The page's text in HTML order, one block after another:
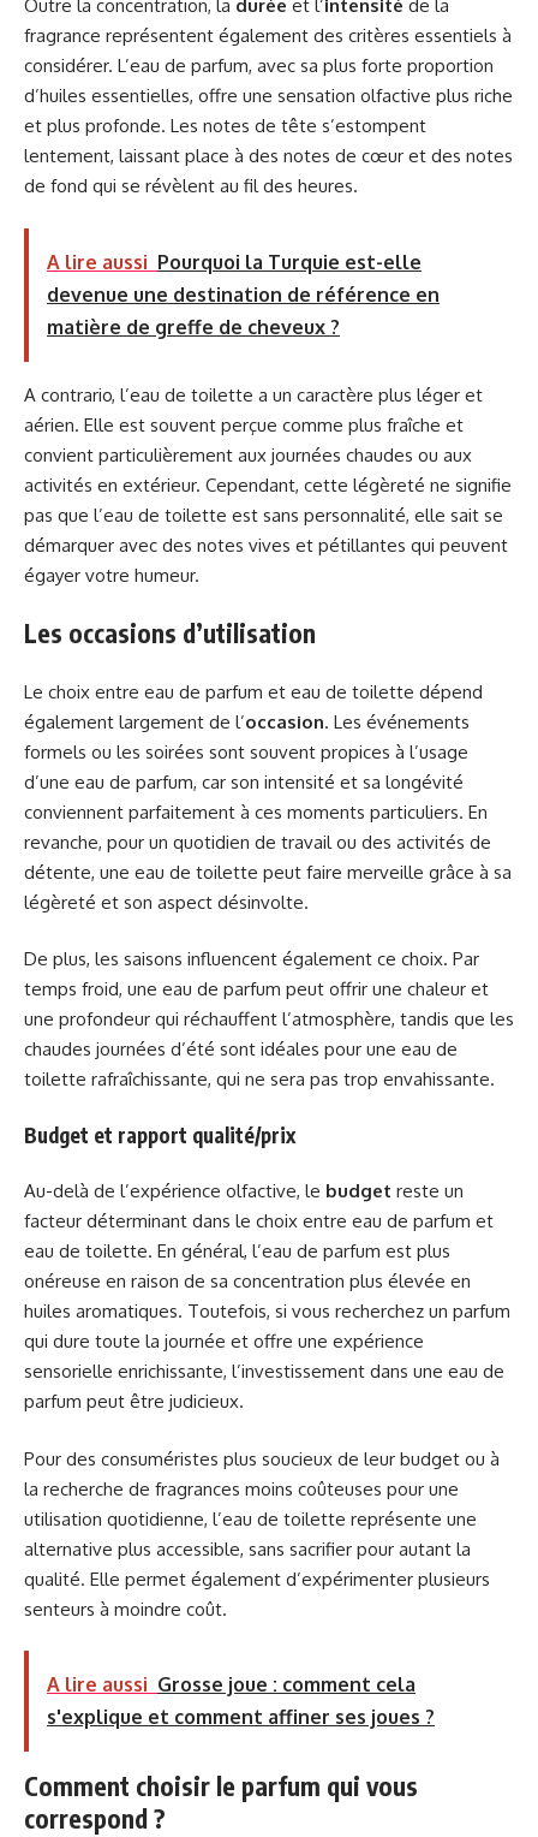
Outre la concentration, la durée et l’intensité de la
fragrance représentent également des critères essentiels à
considérer. L’eau de parfum, avec sa plus forte proportion
d’huiles essentielles, offre une sensation olfactive plus riche
et plus profonde. Les notes de tête s’estompent
lentement, laissant place à des notes de cœur et des notes
de fond qui se révèlent au fil des heures.
A lire aussi Pourquoi la Turquie est-elle
devenue une destination de référence en
matière de greffe de cheveux ?
A contrario, l’eau de toilette a un caractère plus léger et
aérien. Elle est souvent perçue comme plus fraîche et
convient particulièrement aux journées chaudes ou aux
activités en extérieur. Cependant, cette légèreté ne signifie
pas que l’eau de toilette est sans personnalité, elle sait se
démarquer avec des notes vives et pétillantes qui peuvent
égayer votre humeur.
Les occasions d’utilisation
Le choix entre eau de parfum et eau de toilette dépend
également largement de l’occasion. Les événements
formels ou les soirées sont souvent propices à l’usage
d’une eau de parfum, car son intensité et sa longévité
conviennent parfaitement à ces moments particuliers. En
revanche, pour un quotidien de travail ou des activités de
détente, une eau de toilette peut faire merveille grâce à sa
légèreté et son aspect désinvolte.
De plus, les saisons influencent également ce choix. Par
temps froid, une eau de parfum peut offrir une chaleur et
une profondeur qui réchauffent l’atmosphère, tandis que les
chaudes journées d’été sont idéales pour une eau de
toilette rafraîchissante, qui ne sera pas trop envahissante.
Budget et rapport qualité/prix
Au-delà de l’expérience olfactive, le budget reste un
facteur déterminant dans le choix entre eau de parfum et
eau de toilette. En général, l’eau de parfum est plus
onéreuse en raison de sa concentration plus élevée en
huiles aromatiques. Toutefois, si vous recherchez un parfum
qui dure toute la journée et offre une expérience
sensorielle enrichissante, l’investissement dans une eau de
parfum peut être judicieux.
Pour des consuméristes plus soucieux de leur budget ou à
la recherche de fragrances moins coûteuses pour une
utilisation quotidienne, l’eau de toilette représente une
alternative plus accessible, sans sacrifier pour autant la
qualité. Elle permet également d’expérimenter plusieurs
senteurs à moindre coût.
A lire aussi Grosse joue : comment cela
s'explique et comment affiner ses joues ?
Comment choisir le parfum qui vous
correspond ?